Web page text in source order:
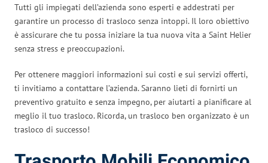
Tutti gli impiegati dell’azienda sono esperti e addestrati per
garantire un processo di trasloco senza intoppi. Il loro obiettivo
è assicurare che tu possa iniziare la tua nuova vita a Saint Helier
senza stress e preoccupazioni.
Per ottenere maggiori informazioni sui costi e sui servizi offerti,
ti invitiamo a contattare l’azienda. Saranno lieti di fornirti un
preventivo gratuito e senza impegno, per aiutarti a pianificare al
meglio il tuo trasloco. Ricorda, un trasloco ben organizzato è un
trasloco di successo!